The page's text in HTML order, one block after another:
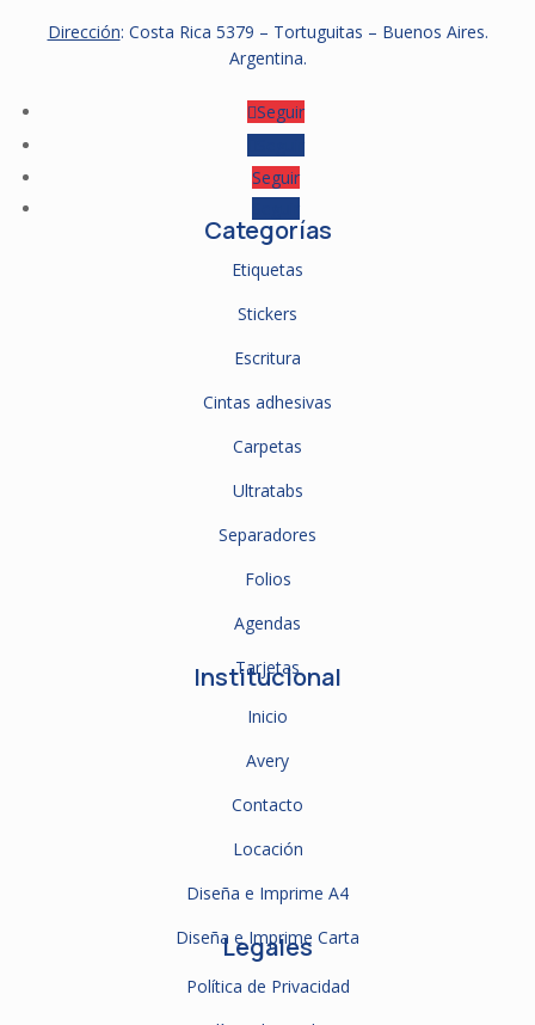
Dirección: Costa Rica 5379 – Tortuguitas – Buenos Aires.
Argentina.
Seguir
Seguir
Categorías
Etiquetas
Stickers
Escritura
Cintas adhesivas
Carpetas
Ultratabs
Separadores
Folios
Agendas
Tarjetas
Institucional
Inicio
Avery
Contacto
Locación
Diseña e Imprime A4
Diseña e Imprime Carta
Legales
Política de Privacidad